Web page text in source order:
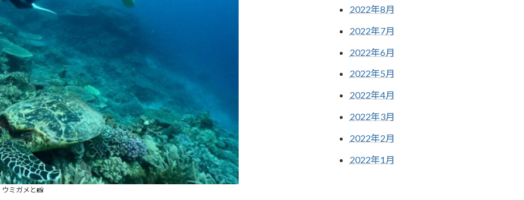
ウミガメと📸
2022年8月
2022年7月
2022年6月
2022年5月
2022年4月
2022年3月
2022年2月
2022年1月